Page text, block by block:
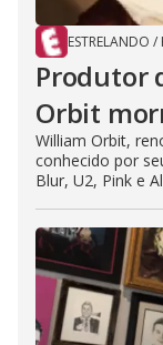
ESTRELANDO /
Produtor
Orbit
William Orbit,
conhecido por
Blur, U2, Pink e